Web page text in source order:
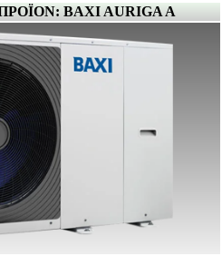
BAXI AURIGA A